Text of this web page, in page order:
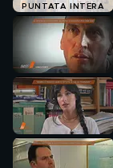
PUNTATA INTERA